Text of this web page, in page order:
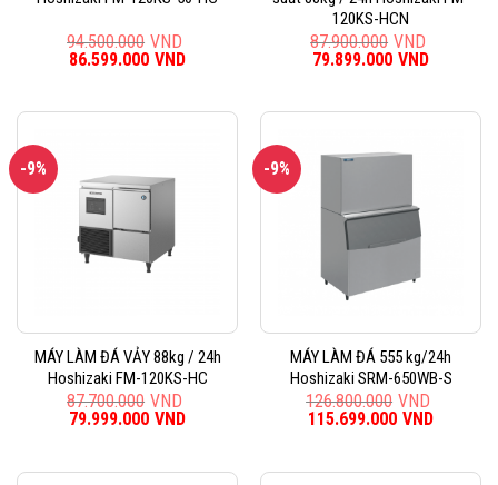
94.500.000 VND
Giá
94.500.000VND.
86.599.000 VND
là:
120KS-HCN
87.900.000 VND
Giá
87.900.000VND.
79.899.000 VND
là:
-9%
MÁY LÀM ĐÁ VẢY 88kg / 24h
Hoshizaki FM-120KS-HC
87.700.000 VND
Giá
87.700.000VND.
79.999.000 VND
là:
-9%
MÁY LÀM ĐÁ 555 kg/24h
Hoshizaki SRM-650WB-S
126.800.000 VND
Giá
126.800.000VND.
115.699.000 VND
là: